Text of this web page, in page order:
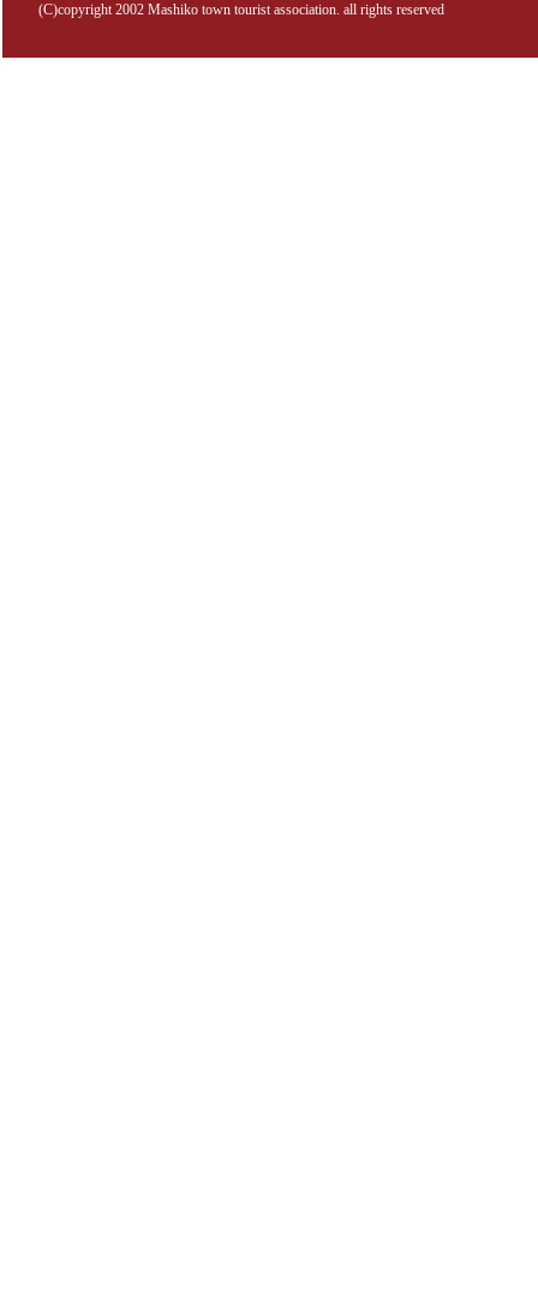
(C)copyright 2002 Mashiko town tourist association. all rights reserved